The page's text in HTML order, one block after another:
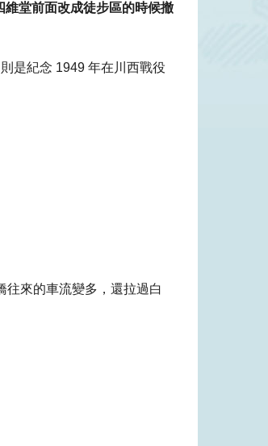
堂前面改成徒步區的時候撤
是紀念 1949 年在川西戰役
往來的車流變多，還拉過白